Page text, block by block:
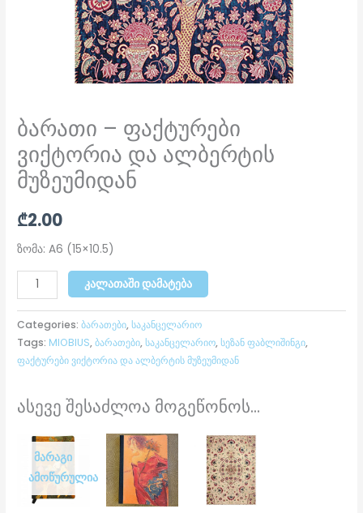
ბარათი – ფაქტურები
ვიქტორია და ალბერტის
მუზეუმიდან
₾2.00
ზომა: A6 (15×10.5)
ᲙᲐᲚᲐᲗᲐᲨᲘ ᲓᲐᲛᲐᲢᲔᲑᲐ
Categories:ბარათები,საკანცელარიო
Tags: MIOBIUS,ბარათები,საკანცელარიო,სეზან ფაბლიშინგი,
ფაქტურები ვიქტორია და ალბერტის მუზეუმიდან
ასევე შესაძლოა მოგეწონოს...
ᲛᲐᲠᲐᲒᲘ
ᲐᲛᲝᲬᲣᲠᲣᲚᲘᲐ